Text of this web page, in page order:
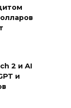
2 и AI
и